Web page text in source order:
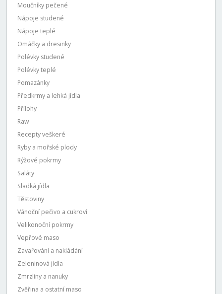
Moučníky pečené
Nápoje studené
Nápoje teplé
Omáčky a dresinky
Polévky studené
Polévky teplé
Pomazánky
Předkrmy a lehká jídla
Přílohy
Raw
Recepty veškeré
Ryby a mořské plody
Rýžové pokrmy
Saláty
Sladká jídla
Těstoviny
Vánoční pečivo a cukroví
Velikonoční pokrmy
Vepřové maso
Zavařování a nakládání
Zeleninová jídla
Zmrzliny a nanuky
Zvěřina a ostatní maso